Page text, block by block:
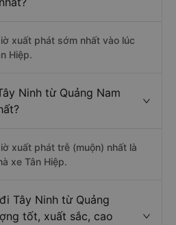
xuất phát sớm nhất vào lúc
Hiệp.
Ninh từ Quảng Nam
xuất phát trễ (muộn) nhất là
xe Tân Hiệp.
Tây Ninh từ Quảng
tốt, xuất sắc, cao